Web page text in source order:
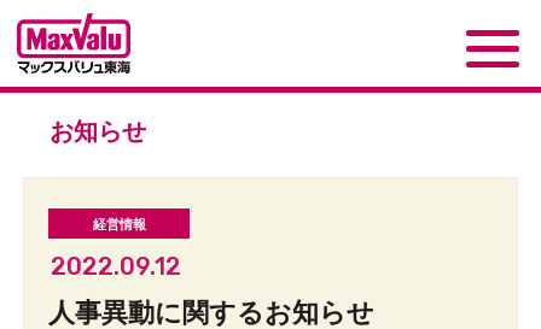
お知らせ
2022.09.12
人事異動に関するお知らせ